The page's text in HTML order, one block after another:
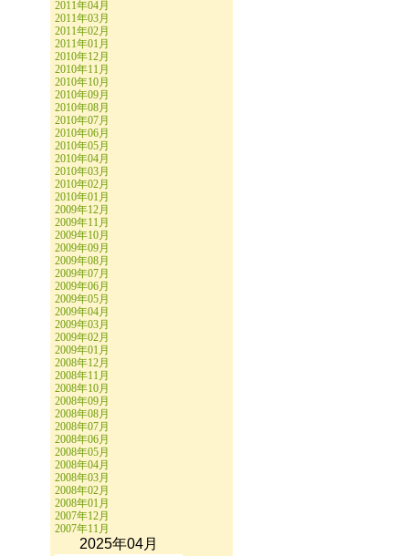
2011年04月
2011年03月
2011年02月
2011年01月
2010年12月
2010年11月
2010年10月
2010年09月
2010年08月
2010年07月
2010年06月
2010年05月
2010年04月
2010年03月
2010年02月
2010年01月
2009年12月
2009年11月
2009年10月
2009年09月
2009年08月
2009年07月
2009年06月
2009年05月
2009年04月
2009年03月
2009年02月
2009年01月
2008年12月
2008年11月
2008年10月
2008年09月
2008年08月
2008年07月
2008年06月
2008年05月
2008年04月
2008年03月
2008年02月
2008年01月
2007年12月
2007年11月
2025年04月